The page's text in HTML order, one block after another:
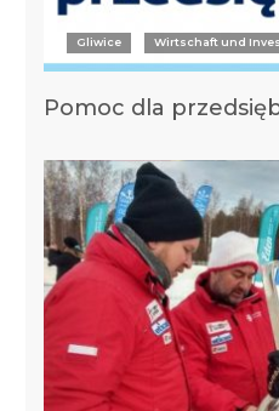
Gliwice Wirtschaft und
Pomoc dla